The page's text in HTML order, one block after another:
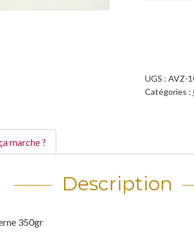
UGS : AVZ-
Catégories :
marche ?
Description
350gr